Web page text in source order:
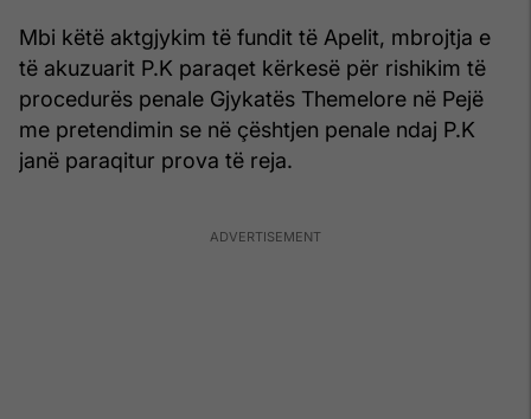
Mbi këtë aktgjykim të fundit të Apelit, mbrojtja e
të akuzuarit P.K paraqet kërkesë për rishikim të
procedurës penale Gjykatës Themelore në Pejë
me pretendimin se në çështjen penale ndaj P.K
janë paraqitur prova të reja.